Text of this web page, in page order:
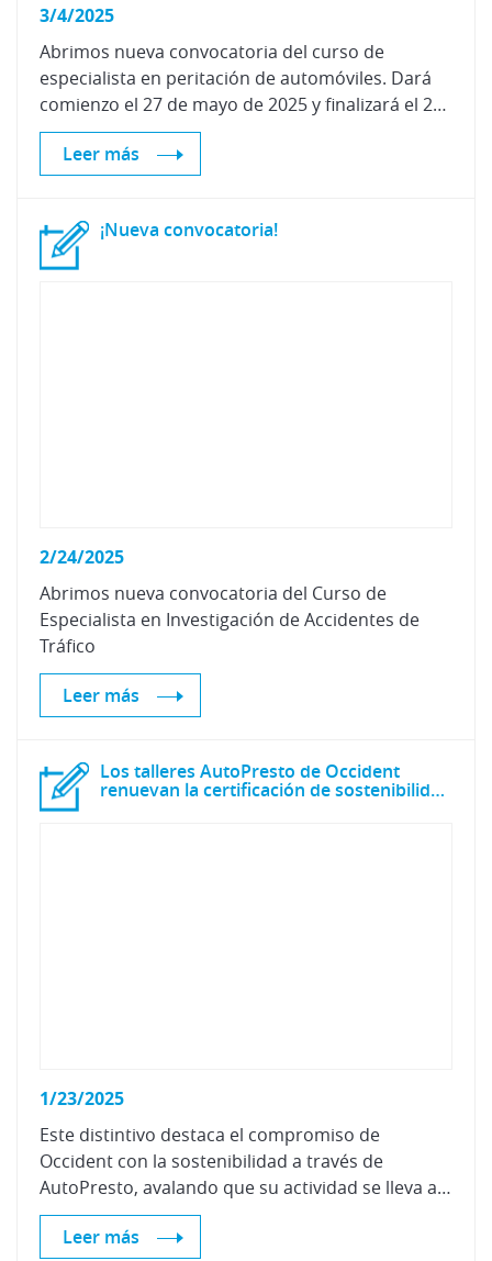
3/4/2025
Abrimos nueva convocatoria del curso de
especialista en peritación de automóviles. Dará
comienzo el 27 de mayo de 2025 y finalizará el 23 de enero de 2026.
Leer más
¡Nueva convocatoria!
2/24/2025
Abrimos nueva convocatoria del Curso de
Especialista en Investigación de Accidentes de
Tráfico
Leer más
Los talleres AutoPresto de Occident
renuevan la certificación de sostenibilidad CZ
1/23/2025
Este distintivo destaca el compromiso de
Occident con la sostenibilidad a través de
AutoPresto, avalando que su actividad se lleva a cabo bajo rigurosos criterios de cuidado medioambiental, mejora continua y neutralidad climática.
Leer más